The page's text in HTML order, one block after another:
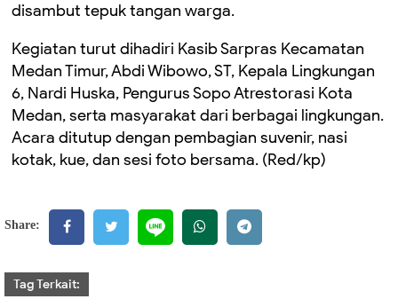
disambut tepuk tangan warga.
Kegiatan turut dihadiri Kasib Sarpras Kecamatan
Medan Timur, Abdi Wibowo, ST, Kepala Lingkungan
6, Nardi Huska, Pengurus Sopo Atrestorasi Kota
Medan, serta masyarakat dari berbagai lingkungan.
Acara ditutup dengan pembagian suvenir, nasi
kotak, kue, dan sesi foto bersama. (Red/kp)
Share:
Tag Terkait: